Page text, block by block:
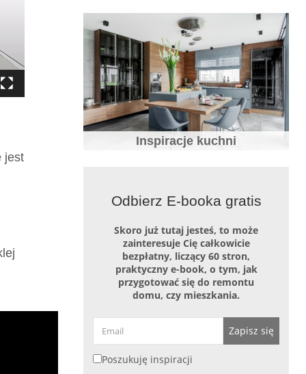
jest
Inspiracje kuchni
Odbierz E-booka gratis
Skoro już tutaj jesteś, to może
zainteresuje Cię całkowicie
bezpłatny, liczący 60 stron,
praktyczny e-book, o tym, jak
przygotować się do remontu
domu, czy mieszkania.
Zapisz się
Poszukuję inspiracji